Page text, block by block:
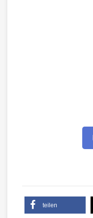
teilen